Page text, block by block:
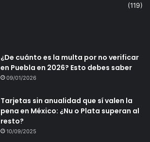
(119)
¿De cuánto es la multa por no verificar
en Puebla en 2026? Esto debes saber
09/01/2026
Tarjetas sin anualidad que sí valen la
pena en México: ¿Nu o Plata superan al
resto?
10/09/2025